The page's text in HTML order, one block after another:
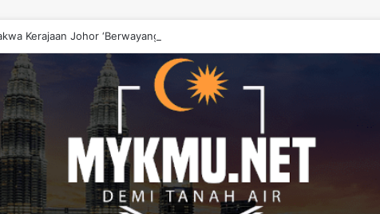
Kerajaan Johor ‘Berwayang’ Perlu Diperbetulkan – Onn Hafiz